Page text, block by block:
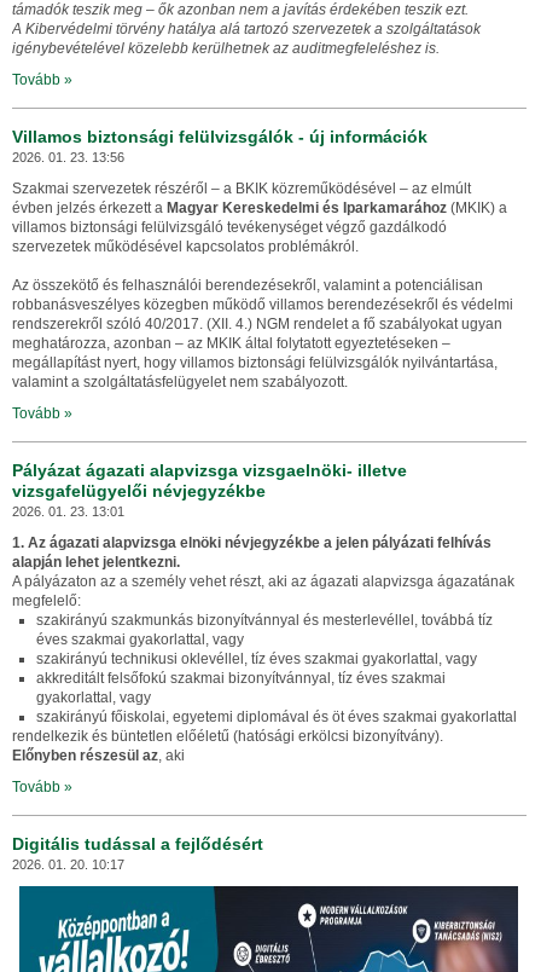
támadók teszik meg – ők azonban nem a javítás érdekében teszik ezt.
A Kibervédelmi törvény hatálya alá tartozó szervezetek a szolgáltatások
igénybevételével közelebb kerülhetnek az auditmegfeleléshez is.
Tovább »
Villamos biztonsági felülvizsgálók - új információk
2026. 01. 23. 13:56
Szakmai szervezetek részéről – a BKIK közreműködésével – az elmúlt
évben jelzés érkezett a Magyar Kereskedelmi és Iparkamarához (MKIK) a
villamos biztonsági felülvizsgáló tevékenységet végző gazdálkodó
szervezetek működésével kapcsolatos problémákról.
Az összekötő és felhasználói berendezésekről, valamint a potenciálisan
robbanásveszélyes közegben működő villamos berendezésekről és védelmi
rendszerekről szóló 40/2017. (XII. 4.) NGM rendelet a fő szabályokat ugyan
meghatározza, azonban – az MKIK által folytatott egyeztetéseken –
megállapítást nyert, hogy villamos biztonsági felülvizsgálók nyilvántartása,
valamint a szolgáltatásfelügyelet nem szabályozott.
Tovább »
Pályázat ágazati alapvizsga vizsgaelnöki- illetve
vizsgafelügyelői névjegyzékbe
2026. 01. 23. 13:01
1. Az ágazati alapvizsga elnöki névjegyzékbe a jelen pályázati felhívás
alapján lehet jelentkezni.
A pályázaton az a személy vehet részt, aki az ágazati alapvizsga ágazatának
megfelelő:
szakirányú szakmunkás bizonyítvánnyal és mesterlevéllel, továbbá tíz
éves szakmai gyakorlattal, vagy
szakirányú technikusi oklevéllel, tíz éves szakmai gyakorlattal, vagy
akkreditált felsőfokú szakmai bizonyítvánnyal, tíz éves szakmai
gyakorlattal, vagy
szakirányú főiskolai, egyetemi diplomával és öt éves szakmai gyakorlattal
rendelkezik és büntetlen előéletű (hatósági erkölcsi bizonyítvány).
Előnyben részesül az, aki
Tovább »
Digitális tudással a fejlődésért
2026. 01. 20. 10:17